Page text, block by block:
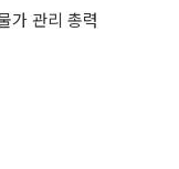
가 관리 총력